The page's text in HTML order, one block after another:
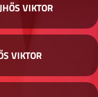
VIKTOR
VIKTOR